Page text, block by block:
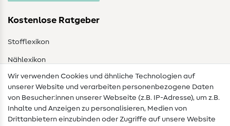
Kostenlose Ratgeber
Stofflexikon
Nählexikon
Nähanleitungen
Hilfe & Kontakt
Kontakt
Wir verwenden Cookies und ähnliche Technologien auf
unserer Website und verarbeiten personenbezogene Daten
von Besucher:innen unserer Webseite (z.B. IP-Adresse), um z.B.
Inhalte und Anzeigen zu personalisieren, Medien von
Drittanbietern einzubinden oder Zugriffe auf unsere Website